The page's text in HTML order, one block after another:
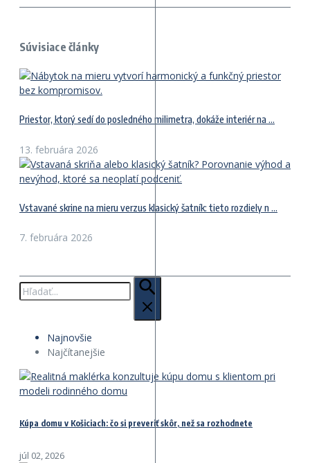
Súvisiace články
Priestor, ktorý sedí do posledného milimetra, dokáže interiér na ...
13. februára 2026
Vstavané skrine na mieru verzus klasický šatník: tieto rozdiely n ...
7. februára 2026
Hľadať:
Najnovšie
Najčítanejšie
Kúpa domu v Košiciach: čo si preveriť skôr, než sa rozhodnete
júl 02, 2026